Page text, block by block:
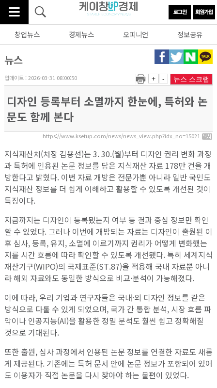
창업뉴스 경제뉴스 오피니언 정보공유
뉴스
업데이트 : 2026-03-31 08:00:50 + - 뉴스 스크랩
디자인 등록부터 소멸까지 한눈에, 특허와 논
문도 함께 본다
https://www.ksetup.com/news/news_view.php?idx_no=15021
지식재산처(처장 김용선)는 3. 30.(월)부터 디자인 권리 변화 과정
과 특허에 인용된 논문 정보를 담은 지식재산 자료 178만 건을 개
방한다고 밝혔다. 이번 자료 개방은 전문가뿐 아니라 일반 국민도
지식재산 정보를 더 쉽게 이해하고 활용할 수 있도록 개선된 것이
특징이다.
지금까지는 디자인이 등록됐는지 여부 등 결과 중심 정보만 확인
할 수 있었다. 그러나 이번에 개방되는 자료는 디자인이 출원된 이
후 심사, 등록, 유지, 소멸에 이르기까지 권리가 어떻게 변화했는
지를 시간 흐름에 따라 확인할 수 있도록 개선됐다. 특히 세계지식
재산기구(WIPO)의 국제표준(ST.87)을 적용해 국내 자료뿐 아니
라 해외 자료와도 동일한 방식으로 비교·분석이 가능해졌다.
이에 따라, 우리 기업과 연구자들은 국내·외 디자인 정보를 같은
방식으로 다룰 수 있게 되었으며, 국가 간 통합 분석, 시장 흐름 파
악이나 인공지능(AI)을 활용한 정밀 분석도 훨씬 쉽고 정확해질
것으로 기대된다.
또한 출원, 심사 과정에서 인용된 논문 정보를 연결한 자료도 새롭
게 제공된다. 기존에는 특허 문서 안에 논문 정보가 포함되어 있어
도 이용자가 직접 논문을 다시 찾아야 하는 불편이 있었다.